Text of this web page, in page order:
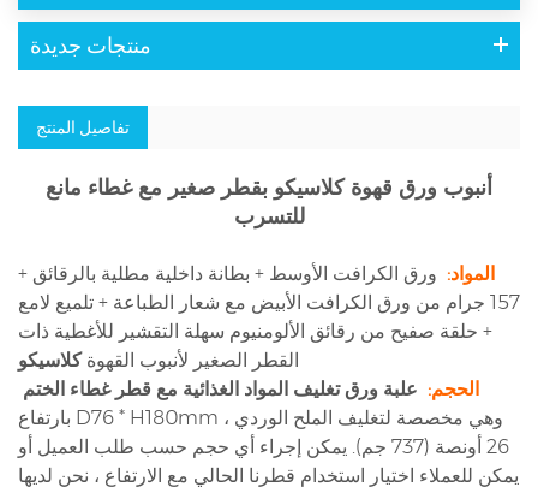
منتجات جديدة
تفاصيل المنتج
أنبوب ورق قهوة كلاسيكو بقطر صغير مع غطاء مانع
للتسرب
المواد: ورق الكرافت الأوسط + بطانة داخلية مطلية بالرقائق +
157 جرام من ورق الكرافت الأبيض مع شعار الطباعة + تلميع لامع
+ حلقة صفيح من رقائق الألومنيوم سهلة التقشير للأغطية ذات
القطر الصغير لأنبوب القهوةكلاسيكو
الحجم: علبة ورق تغليف المواد الغذائية مع قطر غطاء الختم
بارتفاع D76 * H180mm ، وهي مخصصة لتغليف الملح الوردي
26 أونصة (737 جم). يمكن إجراء أي حجم حسب طلب العميل أو
يمكن للعملاء اختيار استخدام قطرنا الحالي مع الارتفاع ، نحن لديها